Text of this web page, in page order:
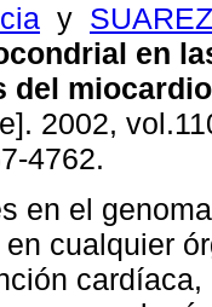
y
en
del miocardio
2002,
4762.
en el
cualquier